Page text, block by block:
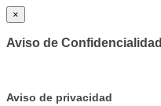
×
Aviso de Confidencialidad
Aviso de privacidad